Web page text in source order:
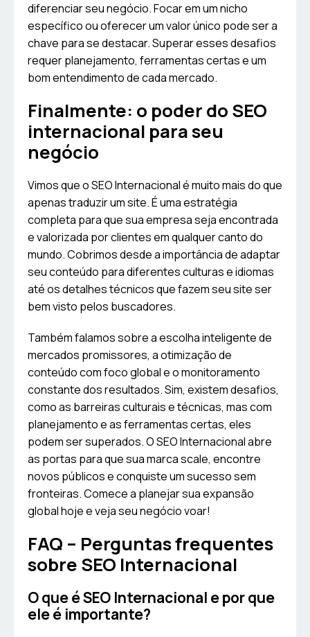
diferenciar seu negócio. Focar em um nicho
específico ou oferecer um valor único pode ser a
chave para se destacar. Superar esses desafios
requer planejamento, ferramentas certas e um
bom entendimento de cada mercado.
Finalmente: o poder do SEO
internacional para seu
negócio
Vimos que o SEO Internacional é muito mais do que
apenas traduzir um site. É uma estratégia
completa para que sua empresa seja encontrada
e valorizada por clientes em qualquer canto do
mundo. Cobrimos desde a importância de adaptar
seu conteúdo para diferentes culturas e idiomas
até os detalhes técnicos que fazem seu site ser
bem visto pelos buscadores.
Também falamos sobre a escolha inteligente de
mercados promissores, a otimização de
conteúdo com foco global e o monitoramento
constante dos resultados. Sim, existem desafios,
como as barreiras culturais e técnicas, mas com
planejamento e as ferramentas certas, eles
podem ser superados. O SEO Internacional abre
as portas para que sua marca scale, encontre
novos públicos e conquiste um sucesso sem
fronteiras. Comece a planejar sua expansão
global hoje e veja seu negócio voar!
FAQ – Perguntas frequentes
sobre SEO Internacional
O que é SEO Internacional e por que
ele é importante?